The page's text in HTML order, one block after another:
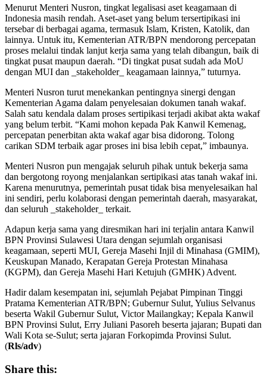
Menurut Menteri Nusron, tingkat legalisasi aset keagamaan di
Indonesia masih rendah. Aset-aset yang belum tersertipikasi ini
tersebar di berbagai agama, termasuk Islam, Kristen, Katolik, dan
lainnya. Untuk itu, Kementerian ATR/BPN mendorong percepatan
proses melalui tindak lanjut kerja sama yang telah dibangun, baik di
tingkat pusat maupun daerah. “Di tingkat pusat sudah ada MoU
dengan MUI dan _stakeholder_ keagamaan lainnya,” tuturnya.
Menteri Nusron turut menekankan pentingnya sinergi dengan
Kementerian Agama dalam penyelesaian dokumen tanah wakaf.
Salah satu kendala dalam proses sertipikasi terjadi akibat akta wakaf
yang belum terbit. “Kami mohon kepada Pak Kanwil Kemenag,
percepatan penerbitan akta wakaf agar bisa didorong. Tolong
carikan SDM terbaik agar proses ini bisa lebih cepat,” imbaunya.
Menteri Nusron pun mengajak seluruh pihak untuk bekerja sama
dan bergotong royong menjalankan sertipikasi atas tanah wakaf ini.
Karena menurutnya, pemerintah pusat tidak bisa menyelesaikan hal
ini sendiri, perlu kolaborasi dengan pemerintah daerah, masyarakat,
dan seluruh _stakeholder_ terkait.
Adapun kerja sama yang diresmikan hari ini terjalin antara Kanwil
BPN Provinsi Sulawesi Utara dengan sejumlah organisasi
keagamaan, seperti MUI, Gereja Masehi Injil di Minahasa (GMIM),
Keuskupan Manado, Kerapatan Gereja Protestan Minahasa
(KGPM), dan Gereja Masehi Hari Ketujuh (GMHK) Advent.
Hadir dalam kesempatan ini, sejumlah Pejabat Pimpinan Tinggi
Pratama Kementerian ATR/BPN; Gubernur Sulut, Yulius Selvanus
beserta Wakil Gubernur Sulut, Victor Mailangkay; Kepala Kanwil
BPN Provinsi Sulut, Erry Juliani Pasoreh beserta jajaran; Bupati dan
Wali Kota se-Sulut; serta jajaran Forkopimda Provinsi Sulut.
(Rls/adv)
Share this: